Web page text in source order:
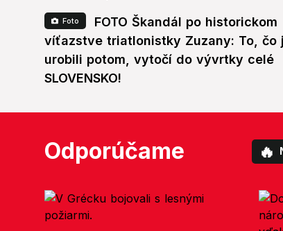
Foto
FOTO Škandál po historickom
víťazstve triatlonistky Zuzany: To, čo
urobili potom, vytočí do vývrtky celé
SLOVENSKO!
Odporúčame 🔥